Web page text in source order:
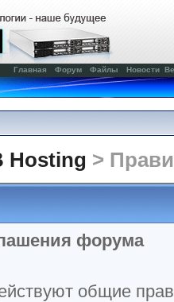
Главная Форум Файлы Новости
Hosting >
форума
общие